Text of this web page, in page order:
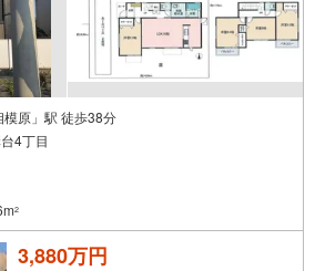
原」駅 徒歩38分
4丁目
2
3,880万円